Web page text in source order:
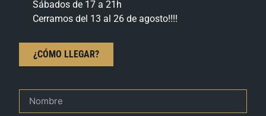
Sábados de 17 a 21h
Cerramos del 13 al 26 de agosto!!!!
¿CÓMO LLEGAR?